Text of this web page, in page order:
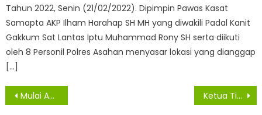
Tahun 2022, Senin (21/02/2022). Dipimpin Pawas Kasat
Samapta AKP Ilham Harahap SH MH yang diwakili Padal Kanit
Gakkum Sat Lantas Iptu Muhammad Rony SH serta diikuti
oleh 8 Personil Polres Asahan menyasar lokasi yang dianggap
[…]
Navigasi
Mulai Agustus 2026, ATR/BPN Terapkan Pengukuran Tanah Terjadwal, Layanan Maksimal 12 Hari Ketua Tim Penggerak PKK Asahan Monitoring Tiga Posyandu, Tekankan Peningkatan Mutu Pelayanan Masyarakat